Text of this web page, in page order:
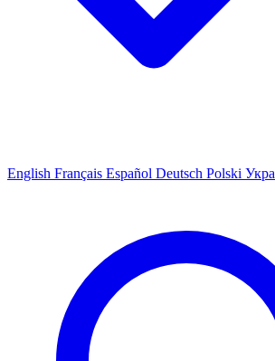
English Français Español Deutsch Polski